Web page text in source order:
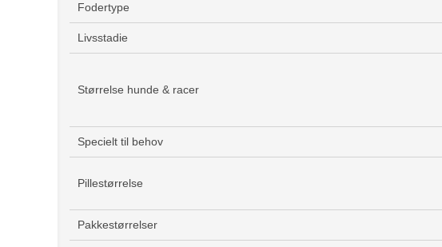
Fodertype
Livsstadie
Størrelse hunde & racer
Specielt til behov
Pillestørrelse
Pakkestørrelser